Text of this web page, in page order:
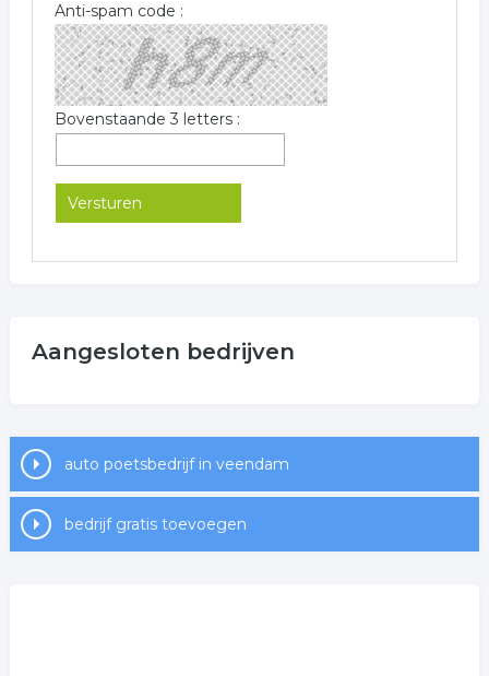
Anti-spam code :
Bovenstaande 3 letters :
Aangesloten bedrijven
auto poetsbedrijf in veendam
bedrijf gratis toevoegen